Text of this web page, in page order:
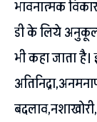
भावनात्मक
डी के लिये अनुकूल
भी कहा जाता है।